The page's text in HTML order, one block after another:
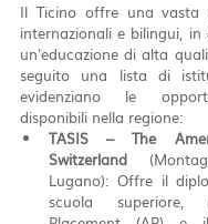
Il Ticino offre una vasta
internazionali e bilingui,
un'educazione di alta
seguito una lista di
evidenziano le
disponibili nella regione:
TASIS – The
Switzerland
Lugano): Offre il
scuola superiore,